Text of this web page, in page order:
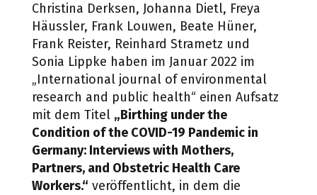
Christina Derksen, Johanna Dietl, Freya
Häussler, Frank Louwen, Beate Hüner,
Frank Reister, Reinhard Strametz und
Sonia Lippke haben im Januar 2022 im
„International journal of environmental
research and public health“ einen Aufsatz
mit dem Titel „Birthing under the
Condition of the COVID-19 Pandemic in
Germany: Interviews with Mothers,
Partners, and Obstetric Health Care
Workers.“ veröffentlicht, in dem die